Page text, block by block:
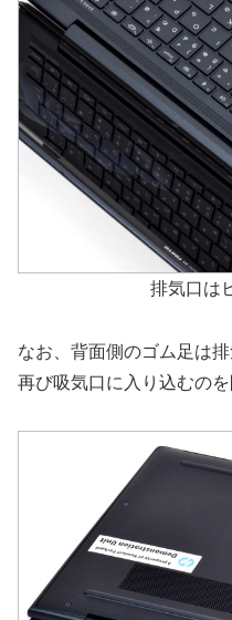
排気口は
なお、背面側のゴム足は
再び吸気口に入り込むの